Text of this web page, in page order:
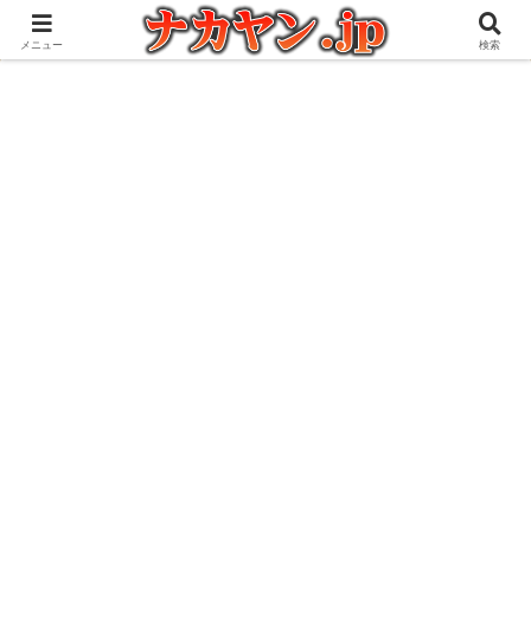
アウトドアとガジェット好きな管理人の愉快な日々を綴るブログ
メニュー 検索